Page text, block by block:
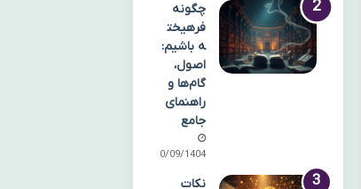
چگونه
فرهیخت
ه باشیم:
اصول،
گام‌ها و
راهنمای
جامع
30/09/1404
نکات